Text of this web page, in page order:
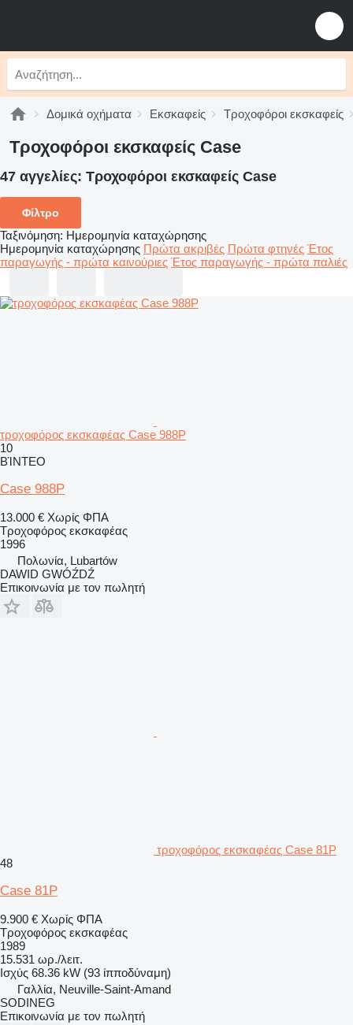
Δομικά οχήματα Εκσκαφείς Τροχοφόροι εκσκαφείς
Τροχοφόροι εκσκαφείς Case
47 αγγελίες: Τροχοφόροι εκσκαφείς Case
Φίλτρο
Ταξινόμηση: Ημερομηνία καταχώρησης
Ημερομηνία καταχώρησης Πρώτα ακριβές Πρώτα φτηνές Έτος
παραγωγής - πρώτα καινούριες Έτος παραγωγής - πρώτα παλιές
τροχοφόρος εκσκαφέας Case 988P
10
ΒΊΝΤΕΟ
Case 988P
13.000 € Χωρίς ΦΠΑ
Τροχοφόρος εκσκαφέας
1996
Πολωνία, Lubartów
DAWID GWÓŹDŹ
Επικοινωνία με τον πωλητή
τροχοφόρος εκσκαφέας Case 81P
48
Case 81P
9.900 € Χωρίς ΦΠΑ
Τροχοφόρος εκσκαφέας
1989
15.531 ωρ./λειτ.
Ισχύς 68.36 kW (93 ίπποδύναμη)
Γαλλία, Neuville-Saint-Amand
SODINEG
Επικοινωνία με τον πωλητή